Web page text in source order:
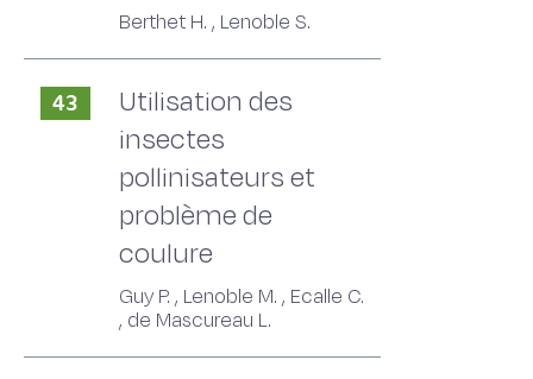
Berthet H. , Lenoble S.
43
Utilisation des
insectes
pollinisateurs et
problème de
coulure
Guy P. , Lenoble M. , Ecalle C.
, de Mascureau L.